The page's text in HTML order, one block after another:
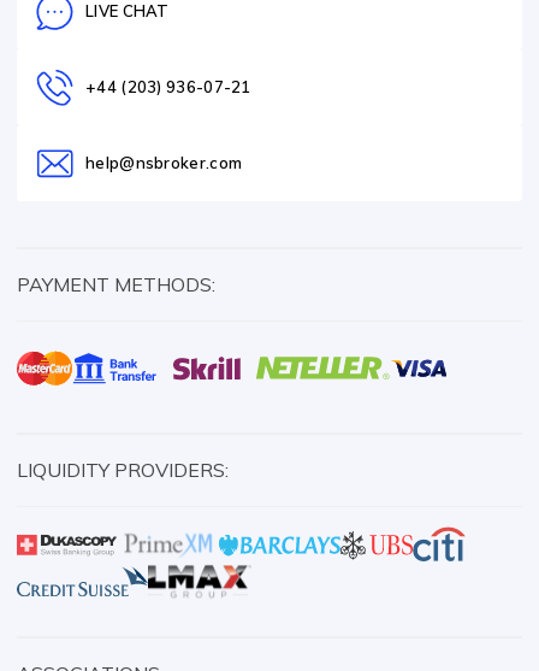
LIVE CHAT
+44 (203) 936-07-21
help@nsbroker.com
PAYMENT METHODS:
LIQUIDITY PROVIDERS: